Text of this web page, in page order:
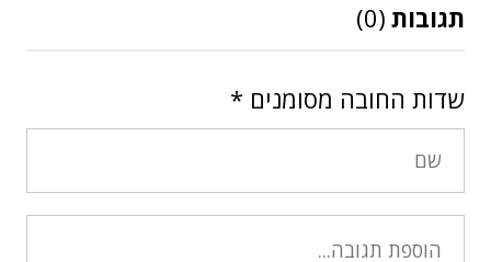
תגובות (0)
שדות החובה מסומנים *